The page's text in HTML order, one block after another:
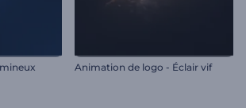
Animation de logo - Éclair vif